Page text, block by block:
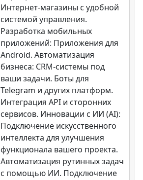
Интернет-магазины с удобной
системой управления.
Разработка мобильных
приложений: Приложения для
Android. Автоматизация
бизнеса: CRM-системы под
ваши задачи. Боты для
Telegram и других платформ.
Интеграция API и сторонних
сервисов. Инновации с ИИ (AI):
Подключение искусственного
интеллекта для улучшения
функционала вашего проекта.
Автоматизация рутинных задач
с помощью ИИ. Подключение